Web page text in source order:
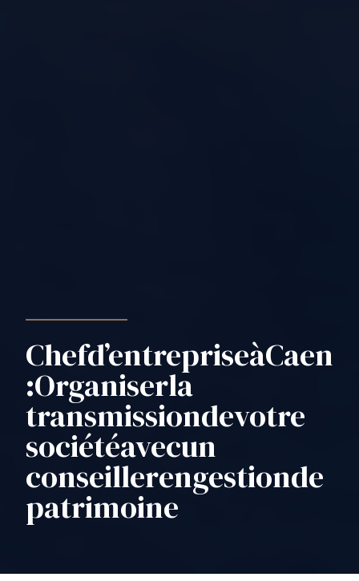
Chefd’entrepriseàCaen
:Organiserla
transmissiondevotre
sociétéavecun
conseillerengestionde
patrimoine